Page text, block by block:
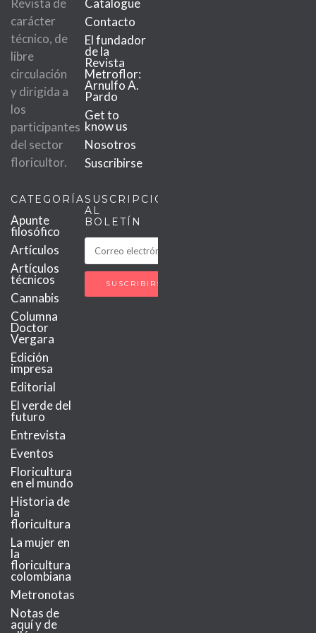
Revista de
carácter
técnico, de
libre
circulación
y dirigida a
los
participantes
del sector
floricultor.
Catalogue
Contacto
El fundador
de la
Revista
Metroflor:
Arnulfo A.
Pardo
Get to
know us
Nosotros
Suscribirse
CATEGORÍAS
Apunte
filosófico
Artículos
Artículos
técnicos
Cannabis
Columna
Doctor
Vergara
Edición
impresa
Editorial
El verde del
futuro
Entrevista
Eventos
Floricultura
en el mundo
Historia de
la
floricultura
La mujer en
la
floricultura
colombiana
Metronotas
Notas de
aquí y de
SUSCRIPCIÓN
AL
BOLETÍN